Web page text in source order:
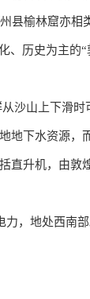
县榆林窟亦相
、历史为主的
沙山上下滑时
地下水资源，
直升机，由敦
，地处西南